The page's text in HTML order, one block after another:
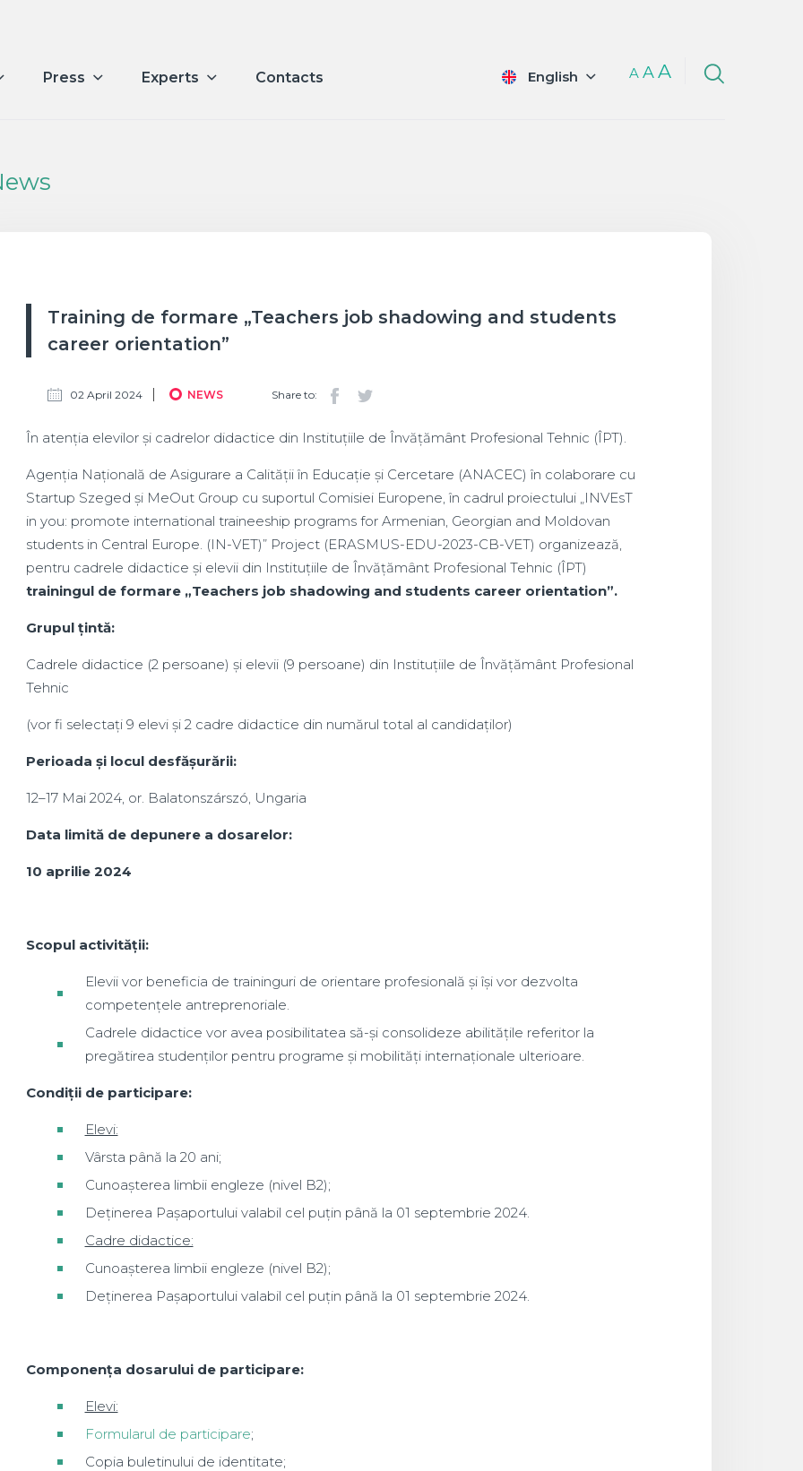
Press Experts Contacts A AA
English
Training de formare „Teachers job shadowing and students
career orientation”
02 April 2024 NEWS Share to:
În atenția elevilor și cadrelor didactice din Instituțiile de Învățământ Profesional Tehnic (ÎPT).
Agenția Națională de Asigurare a Calității în Educație și Cercetare (ANACEC) în colaborare cu
Startup Szeged și MeOut Group cu suportul Comisiei Europene, în cadrul proiectului „INVEsT
in you: promote international traineeship programs for Armenian, Georgian and Moldovan
students in Central Europe. (IN-VET)” Project (ERASMUS-EDU-2023-CB-VET) organizează,
pentru cadrele didactice și elevii din Instituțiile de Învățământ Profesional Tehnic (ÎPT)
trainingul de formare „Teachers job shadowing and students career orientation”.
Grupul țintă:
Cadrele didactice (2 persoane) și elevii (9 persoane) din Instituțiile de Învățământ Profesional
Tehnic
(vor fi selectați 9 elevi și 2 cadre didactice din numărul total al candidaților)
Perioada și locul desfășurării:
12–17 Mai 2024, or. Balatonszárszó, Ungaria
Data limită de depunere a dosarelor:
10 aprilie 2024
Scopul activității:
Elevii vor beneficia de traininguri de orientare profesională și își vor dezvolta
competențele antreprenoriale.
Cadrele didactice vor avea posibilitatea să-și consolideze abilitățile referitor la
pregătirea studenților pentru programe și mobilități internaționale ulterioare.
Condiții de participare:
Elevi:
Vârsta până la 20 ani;
Cunoașterea limbii engleze (nivel B2);
Deținerea Pașaportului valabil cel puțin până la 01 septembrie 2024.
Cadre didactice:
Cunoașterea limbii engleze (nivel B2);
Deținerea Pașaportului valabil cel puțin până la 01 septembrie 2024.
Componența dosarului de participare:
Elevi:
Formularul de participare;
Copia buletinului de identitate;